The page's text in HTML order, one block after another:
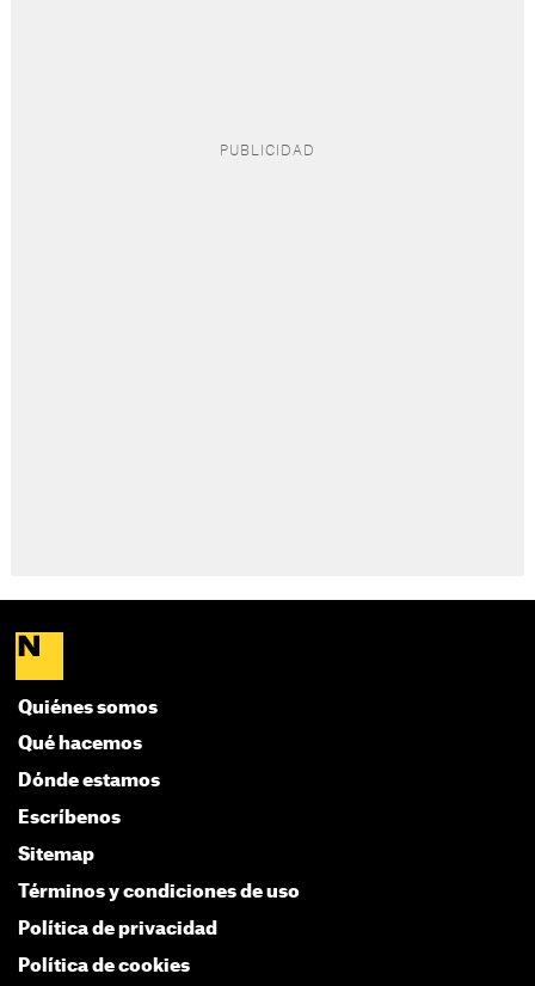
Quiénes somos
Qué hacemos
Dónde estamos
Escríbenos
Sitemap
Términos y condiciones de uso
Política de privacidad
Política de cookies